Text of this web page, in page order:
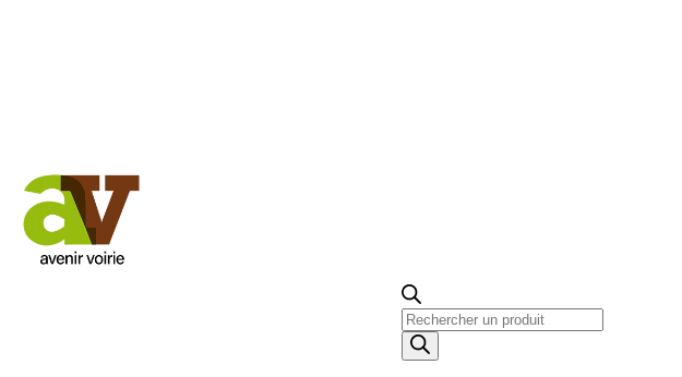
Recherche
de
produits